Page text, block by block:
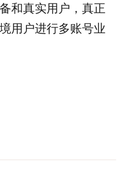
和真实用户，真正
用户进行多账号业